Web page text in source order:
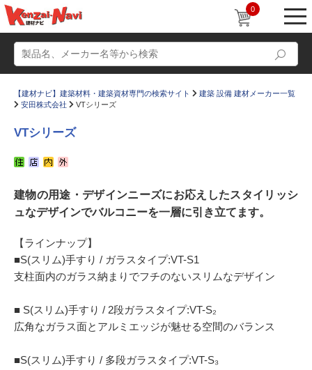
0
かたなび コラム
Q＆A
お気に入り
【建材ナビ】建築材料・建築資材専門の検索サイト
建築 設備 建材メーカー一覧
安田株式会社
VTシリーズ
VTシリーズ
建物の用途・デザインニーズにお応えしたスタイリッシ
ュなデザインでバルコニーを一層に引き立てます。
【ラインナップ】
■S(スリム)手すり / ガラスタイプ:VT-S1
支柱面内のガラス納まりでフチのないスリムなデザイン
■ S(スリム)手すり / 2段ガラスタイプ:VT-S₂
広角なガラス面とアルミエッジが魅せる空間のバランス
■S(スリム)手すり / 多段ガラスタイプ:VT-S₃